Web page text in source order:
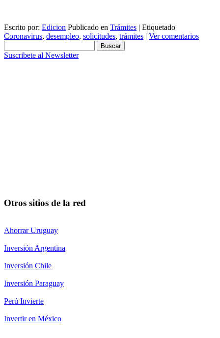
Escrito por: Edicion Publicado en Trámites | Etiquetado
Coronavirus, desempleo, solicitudes, trámites | Ver comentarios
Suscribete al Newsletter
Otros sitios de la red
Ahorrar Uruguay
Inversión Argentina
Inversión Chile
Inversión Paraguay
Perú Invierte
Invertir en México